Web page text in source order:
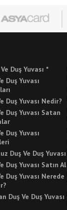
Duş Yuvası *
Duş Yuvası
Duş Yuvası Nedir?
Duş Yuvası Satan
Duş Yuvası
Duş Ve Duş Yuvası
Duş Yuvası Satın Al
Duş Yuvası Nerede
Duş Ve Duş Yuvası